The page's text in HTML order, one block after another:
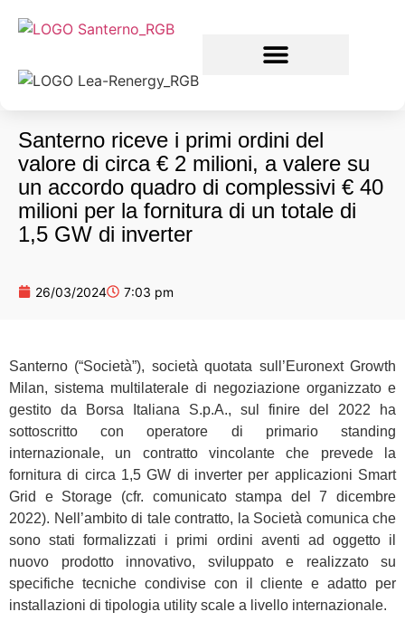
Santerno riceve i primi ordini del
valore di circa € 2 milioni, a valere su
un accordo quadro di complessivi € 40
milioni per la fornitura di un totale di
1,5 GW di inverter
26/03/2024 7:03 pm
Santerno (“Società”), società quotata sull’Euronext Growth
Milan, sistema multilaterale di negoziazione organizzato e
gestito da Borsa Italiana S.p.A., sul finire del 2022 ha
sottoscritto con operatore di primario standing
internazionale, un contratto vincolante che prevede la
fornitura di circa 1,5 GW di inverter per applicazioni Smart
Grid e Storage (cfr. comunicato stampa del 7 dicembre
2022). Nell’ambito di tale contratto, la Società comunica che
sono stati formalizzati i primi ordini aventi ad oggetto il
nuovo prodotto innovativo, sviluppato e realizzato su
specifiche tecniche condivise con il cliente e adatto per
installazioni di tipologia utility scale a livello internazionale.